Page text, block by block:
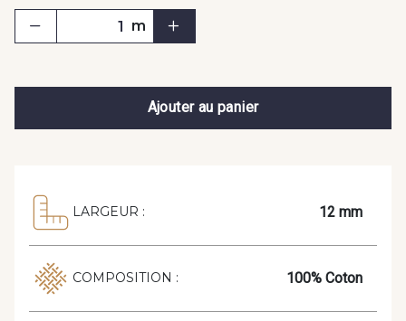
m
Ajouter au panier
LARGEUR : 12 mm
COMPOSITION : 100% Coton